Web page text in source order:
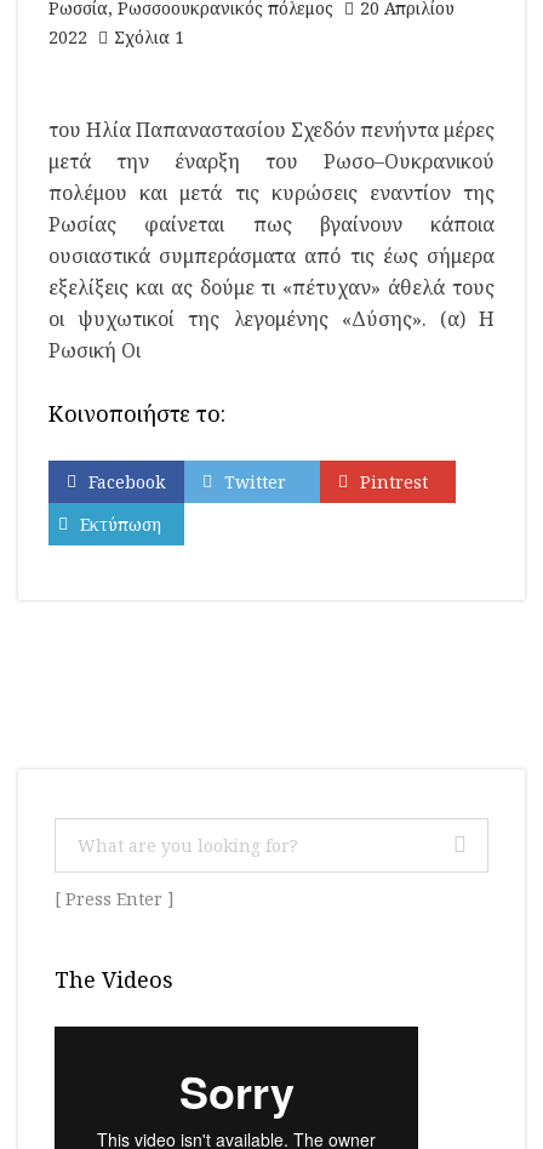
Ρωσσία, Ρωσσοουκρανικός πόλεμος
20 Απριλίου
2022
Σχόλια 1
του Ηλία Παπαναστασίου Σχεδόν πενήντα μέρες
μετά την έναρξη του Ρωσο–Ουκρανικού
πολέμου και μετά τις κυρώσεις εναντίον της
Ρωσίας φαίνεται πως βγαίνουν κάποια
ουσιαστικά συμπεράσματα από τις έως σήμερα
εξελίξεις και ας δούμε τι «πέτυχαν» άθελά τους
οι ψυχωτικοί της λεγομένης «Δύσης». (α) Η
Ρωσική Οι
Κοινοποιήστε το:
Facebook Twitter
Pintrest
Εκτύπωση
[ Press Enter ]
The Videos